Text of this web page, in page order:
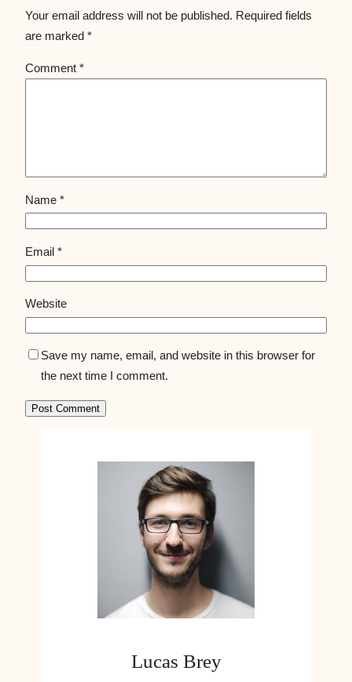
Your email address will not be published. Required fields
are marked *
Comment *
Name *
Email *
Website
Save my name, email, and website in this browser for
the next time I comment.
Lucas Brey